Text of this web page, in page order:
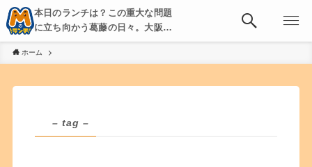
本日のランチは？この重大な問題
に立ち向かう葛藤の日々。大阪・
京都・神戸を中心とした食べ歩
き、飲み歩きを綴る。
ホーム
– tag –